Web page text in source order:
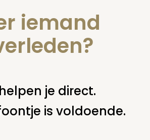
uitvaartonderneming
nieuws & agenda nieuws achtergrond
iemand
je direct.
is voldoende.